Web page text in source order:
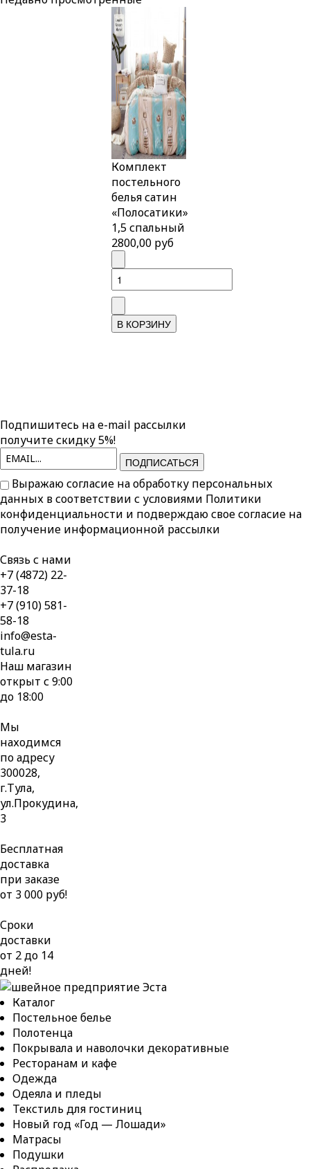
Комплект
постельного
белья сатин
«Полосатики»
1,5 спальный
2800,00 руб
Подпишитесь на e-mail рассылки
получите скидку 5%!
ПОДПИСАТЬСЯ
Выражаю согласие на обработку персональных
данных в соответствии с условиями Политики
конфиденциальности и подверждаю свое согласие на
получение информационной рассылки
Связь с нами
+7 (4872) 22-
37-18
+7 (910) 581-
58-18
info@esta-
tula.ru
Наш магазин
открыт с 9:00
до 18:00
Мы
находимся
по адресу
300028,
г.Тула,
ул.Прокудина,
3
Бесплатная
доставка
при заказе
от 3 000 руб!
Сроки
доставки
от 2 до 14
дней!
Каталог
Постельное белье
Полотенца
Покрывала и наволочки декоративные
Ресторанам и кафе
Одежда
Одеяла и пледы
Текстиль для гостиниц
Новый год «Год — Лошади»
Матрасы
Подушки